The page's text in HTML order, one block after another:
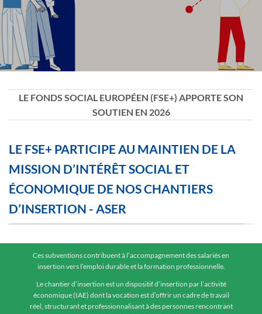
LE FONDS SOCIAL EUROPÉEN (FSE+) APPORTE SON
SOUTIEN EN 2026
LE FSE+ PARTICIPE AU MAINTIEN DE LA
MISSION D’INTÉRÊT SOCIAL ET
ÉCONOMIQUE DE NOS CHANTIERS
D’INSERTION - ASER
Ces subventions contribuent à l’accompagnement des salariés en
insertion vers l’emploi durable et la formation professionnelle.
Le chantier d’insertion est un dispositif d’insertion par l’activité
économique (IAE) dont la vocation est d’offrir un cadre de travail
réel, structurant et professionnalisant à des personnes rencontrant